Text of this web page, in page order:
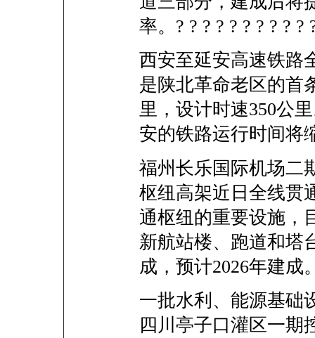
率。? ? ? ? ? ? ? ? ? ?
西安至延安高速铁路
是陕北革命老区的首
里，设计时速350公
安的铁路运行时间将
福州长乐国际机场二
枢纽高架近日全线贯
通枢纽的重要设施，
新航站楼、跑道和塔
成，预计2026年建成
一批水利、能源基础
四川亭子口灌区一期